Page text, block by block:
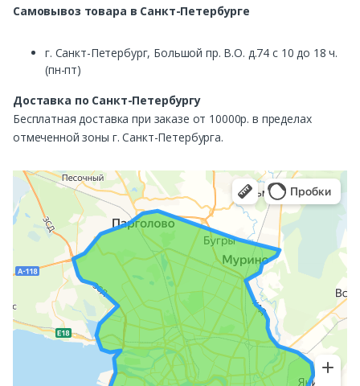
Самовывоз товара в Санкт-Петербурге
г. Санкт-Петербург, Большой пр. В.О. д.74 с 10 до 18 ч.
(пн-пт)
Доставка по Санкт-Петербургу
Бесплатная доставка при заказе от 10000р. в пределах
отмеченной зоны г. Санкт-Петербурга.